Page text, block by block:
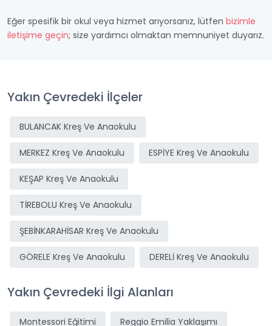
Eğer spesifik bir okul veya hizmet arıyorsanız, lütfen bizimle
iletişime geçin; size yardımcı olmaktan memnuniyet duyarız.
Yakın Çevredeki İlçeler
BULANCAK Kreş Ve Anaokulu
MERKEZ Kreş Ve Anaokulu ESPİYE Kreş Ve Anaokulu
KEŞAP Kreş Ve Anaokulu
TİREBOLU Kreş Ve Anaokulu
ŞEBİNKARAHİSAR Kreş Ve Anaokulu
GÖRELE Kreş Ve Anaokulu DERELİ Kreş Ve Anaokulu
Yakın Çevredeki İlgi Alanları
Montessori Eğitimi Reggio Emilia Yaklaşımı